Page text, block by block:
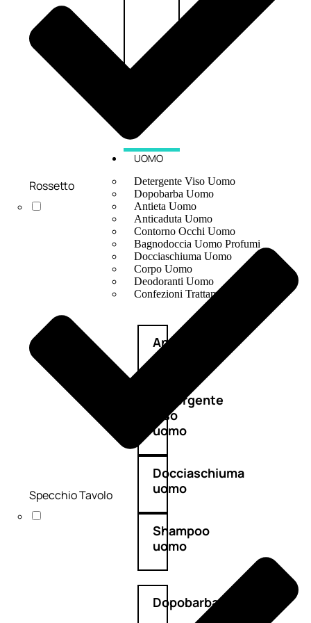
UOMO
Detergente Viso Uomo
Dopobarba Uomo
Antieta Uomo
Anticaduta Uomo
Contorno Occhi Uomo
Bagnodoccia Uomo Profumi
Docciaschiuma Uomo
Corpo Uomo
Deodoranti Uomo
Confezioni Trattamenti Uomo
Antietà
uomo
Detergente
viso
uomo
Docciaschiuma
uomo
Shampoo
uomo
Dopobarba
Rossetto
Specchio Tavolo